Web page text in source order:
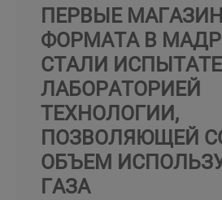
ПЕРВЫЕ
ФОРМАТА В
СТАЛИ
ЛАБОРАТОРИЕЙ
ТЕХНОЛОГИИ,
ПОЗВОЛЯЮЩЕЙ
ОБЪЕМ
ГАЗА